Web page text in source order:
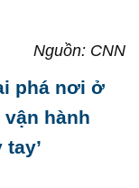
Nguồn: CNN
phá nơi ở
hành